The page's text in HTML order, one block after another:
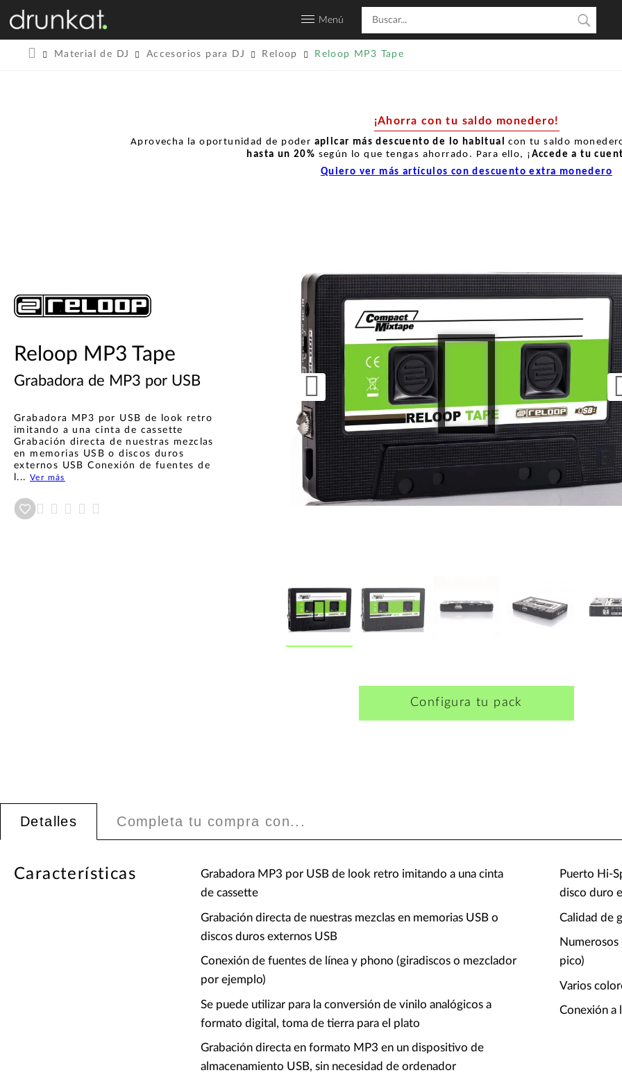
Menú
Material de DJ Accesorios para DJ Reloop Reloop MP3 Tape
¡Ahorra con tu saldo monedero!
Aprovecha la oportunidad de poder aplicar más descuento de lo habitual con tu saldo
hasta un 20% según lo que tengas ahorrado. Para ello, ¡ Accede a tu
Quiero ver más artículos con descuento extra monedero
Reloop MP3 Tape
Grabadora de MP3 por USB
Grabadora MP3 por USB de look retro
imitando a una cinta de cassette
Grabación directa de nuestras mezclas
en memorias USB o discos duros
externos USB Conexión de fuentes de
l... Ver más
Configura tu pack
Detalles Completa tu compra con...
Características
Grabadora MP3 por USB de look retro imitando a una cinta
de cassette
Grabación directa de nuestras mezclas en memorias USB o
discos duros externos USB
Conexión de fuentes de línea y phono (giradiscos o mezclador
por ejemplo)
Se puede utilizar para la conversión de vinilo analógicos a
formato digital, toma de tierra para el plato
Grabación directa en formato MP3 en un dispositivo de
almacenamiento USB, sin necesidad de ordenador
Puerto Hi-
disco duro
Calidad de
pico)
Varios
Conexión a